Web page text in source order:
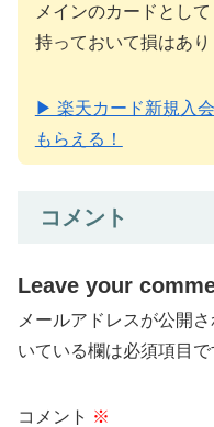
メインのカードとし
持っておいて損はあり
▶ 楽天カード新規入
もらえる！
コメント
Leave your
メールアドレスが公開
いている欄は必須項目で
コメント ※